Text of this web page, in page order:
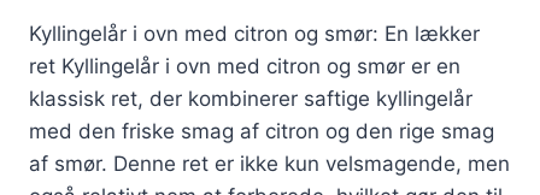
Kyllingelår i ovn med citron og smør: En lækker
ret Kyllingelår i ovn med citron og smør er en
klassisk ret, der kombinerer saftige kyllingelår
med den friske smag af citron og den rige smag
af smør. Denne ret er ikke kun velsmagende, men